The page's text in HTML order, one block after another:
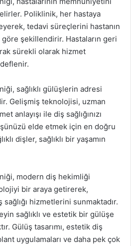
Poliklinik, her hastaya
tedavi süreçlerini hastanın
şekillendirir. Hastaların geri
sürekli olarak hizmet
sağlıklı gülüşlerin adresi
Gelişmiş teknolojisi, uzman
anlayışı ile diş sağlığınızı
elde etmek için en doğru
dişler, sağlıklı bir yaşamın
modern diş hekimliği
bir araya getirerek,
hizmetlerini sunmaktadır.
sağlıklı ve estetik bir gülüşe
Gülüş tasarımı, estetik diş
uygulamaları ve daha pek çok